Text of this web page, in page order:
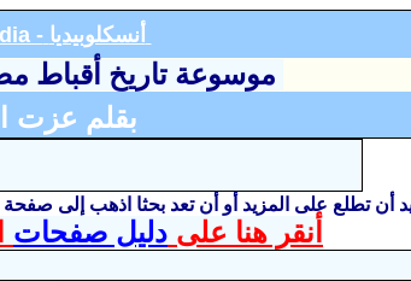
- أنسكلوبيديا
موسوعة تاريخ أقباط
بقلم عزت
أن تطلع على المزيد أو أن تعد بحثا اذهب إلى
أنقر هنا على دليل صفحات